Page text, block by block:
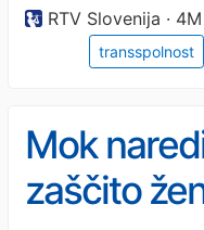
RTV Slovenija · 4M
transspolnost
Mok
zaščito